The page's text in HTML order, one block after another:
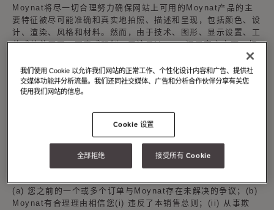
Moynat将尽一切合理努力确保网站上可用的Moynat产品的主
要特征被尽可能准确和真实地拍照、描述和呈现，包括颜色、设
计、渲染、风格和材料。然而，由于技术、图形、显示设置、工
艺或其他原因、因素或限制，无论是Moynat还是客户方面，都
可能发生轻微差异，并且网站上产品的外观可能与交付的产品略
有不同。此类轻微或不重要的差异、错误或不准确不构成缺陷或
不符合，也不会引起对Moynat的任何索赔或责任。
onlinesales@moynat.com或致电+33 6 37 10 32 64联系
Moynat客户服务团队。如上所述，通过网站下达的订单仅供个
人使用。严禁商业购买、转售、分销或任何其他商业使用或利
Moynat保留在发货前的任何时间，出于合法原因，拒绝、暂停
(a) 您之前的一个或多个订单与Moynat存在未解决的争议；(b)
Moynat有合理理由相信您(i) 违反了本销售总则；(ii) 从事欺
我们使用 Cookie 以允许我们网站的正常工作、个性化设计内容和广告、提供社
交媒体功能并分析流量。我们还同社交媒体、广告和分析合作伙伴分享有关您
使用我们网站的信息。
Cookie 设置
全部拒绝 接受所有 Cookie